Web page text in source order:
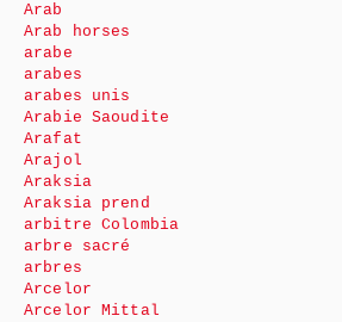
Arab
Arab horses
arabe
arabes
arabes unis
Arabie Saoudite
Arafat
Arajol
Araksia
Araksia prend
arbitre Colombia
arbre sacré
arbres
Arcelor
Arcelor Mittal